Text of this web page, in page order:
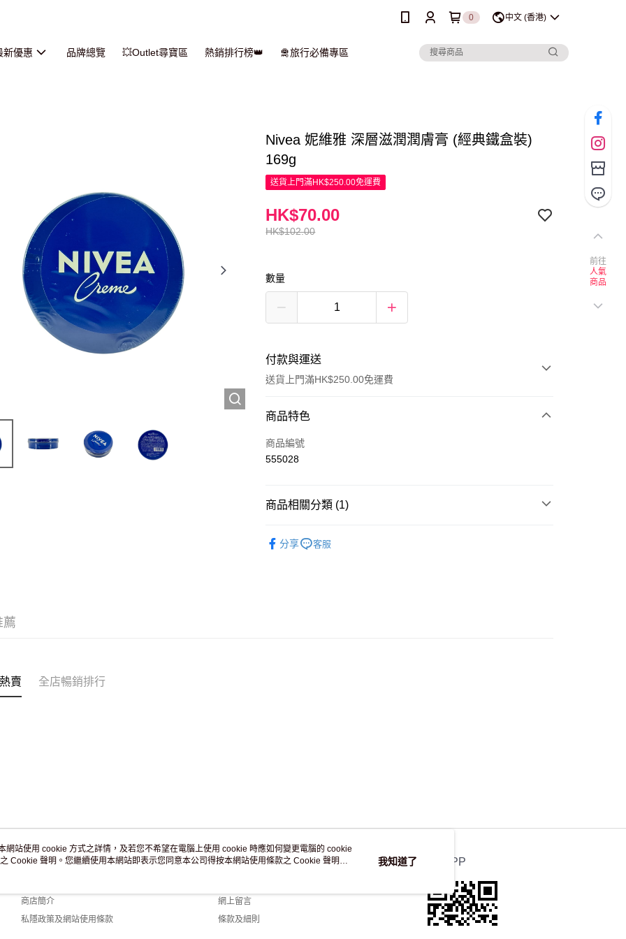
0 中文 (香港)
新優惠 品牌總覽 💥Outlet尋寶區 熱銷排行榜👑 🛅旅行必備專區
Nivea 妮維雅 深層滋潤潤膚膏 (經典鐵盒裝)
169g
送貨上門滿HK$250.00免運費
HK$102.00
HK$70.00
數量
付款與運送
送貨上門滿HK$250.00免運費
付款方式
信用卡
商品特色
商品編號
555028
商品相關分類 (1)
分享
客服
薦
賣 全店暢銷排行
關於我們
商店簡介
私隱政策及網站使用條款
客戶服務
網上留言
條款及細則
官方APP
前往
人氣
商品
網站使用 cookie 方式之詳情，及若您不希望在電腦上使用 cookie 時應如何變更電腦的 cookie
Cookie 聲明。您繼續使用本網站即表示您同意本公司得按本網站使用條款之 Cookie 聲明使
我知道了